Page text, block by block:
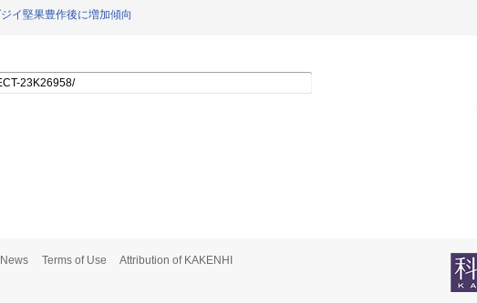
イ堅果豊作後に増加傾向
News Terms of Use Attribution of KAKENHI